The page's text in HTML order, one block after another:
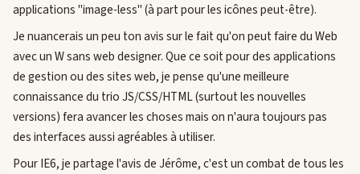
applications "image-less" (à part pour les icônes peut-être).
Je nuancerais un peu ton avis sur le fait qu'on peut faire du Web
avec un W sans web designer. Que ce soit pour des applications
de gestion ou des sites web, je pense qu'une meilleure
connaissance du trio JS/CSS/HTML (surtout les nouvelles
versions) fera avancer les choses mais on n'aura toujours pas
des interfaces aussi agréables à utiliser.
Pour IE6, je partage l'avis de Jérôme, c'est un combat de tous les